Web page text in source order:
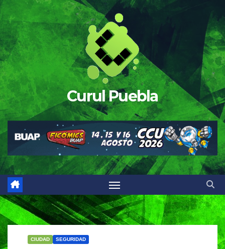
Saltar
al
contenido
Curul Puebla
CIUDAD SEGURIDAD